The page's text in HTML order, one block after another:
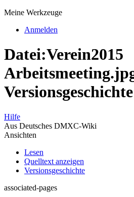
Meine Werkzeuge
Anmelden
Datei:Verein2015
Versionsgeschichte
Hilfe
Aus Deutsches DMXC-Wiki
Ansichten
Lesen
Quelltext anzeigen
Versionsgeschichte
associated-pages